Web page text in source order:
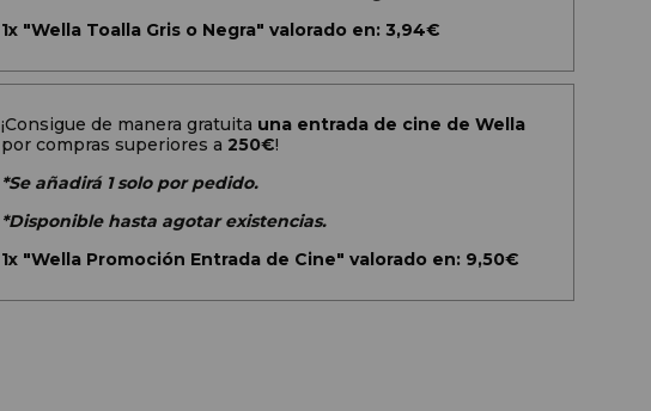
1x "Wella Toalla Gris o Negra" valorado en: 3,94€
¡Consigue de manera gratuita una entrada de cine de Wella
por compras superiores a 250€!
*Se añadirá 1 solo por pedido.
*Disponible hasta agotar existencias.
1x "Wella Promoción Entrada de Cine" valorado en: 9,50€